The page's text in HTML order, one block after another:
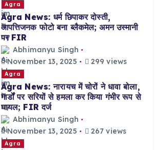
Agra
Agra News: धर्म छिपाकर दोस्ती,
आपत्तिजनक फोटो बना ब्लैकमेल; अमन उस्मानी
पर FIR
Abhimanyu Singh
November 13, 2025
299 views
Agra
Agra News: नारायच में चोरों ने धावा बोला,
गार्डों पर सरियों से हमला कर किया गंभीर रूप से
घायल; FIR दर्ज
Abhimanyu Singh
November 13, 2025
267 views
Agra